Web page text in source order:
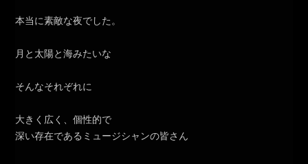
本当に素敵な夜でした。
月と太陽と海みたいな
そんなそれぞれに
大きく広く、個性的で
深い存在であるミュージシャンの皆さん